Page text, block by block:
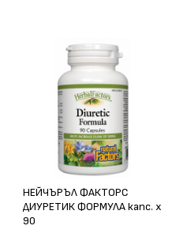
НЕЙЧЪРЪЛ ФАКТОРС
ДИУРЕТИК ФОРМУЛА капс. x
90